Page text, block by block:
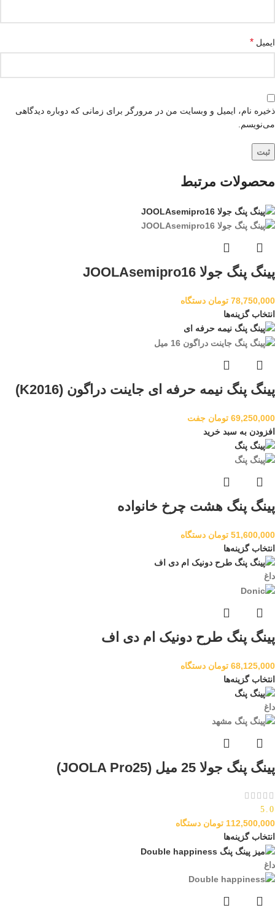
ایمیل *
ذخیره نام، ایمیل و وبسایت من در مرورگر برای زمانی که دوباره دیدگاهی
می‌نویسم.
محصولات مرتبط
پینگ پنگ جولا JOOLAsemipro16
78,750,000 تومان دستگاه
انتخاب گزینه‌ها
پینگ پنگ نیمه حرفه ای جاینت دراگون (K2016)
69,250,000 تومان جفت
افزودن به سبد خرید
پینگ پنگ هشت چرخ خانواده
51,600,000 تومان دستگاه
انتخاب گزینه‌ها
داغ
پینگ‌ پنگ طرح دونیک ام دی اف
68,125,000 تومان دستگاه
انتخاب گزینه‌ها
داغ
پینگ پنگ جولا 25 میل (JOOLA Pro25)
5.0
112,500,000 تومان دستگاه
انتخاب گزینه‌ها
داغ